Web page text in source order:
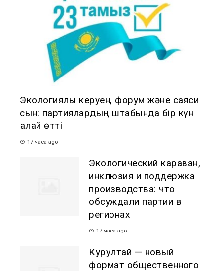
Экологиялық керуен, форум және саяси
сын: партиялардың штабында бір күн
қалай өтті
17 часа ago
Экологический караван,
инклюзия и поддержка
производства: что
обсуждали партии в
регионах
17 часа ago
Курултай — новый
формат общественного